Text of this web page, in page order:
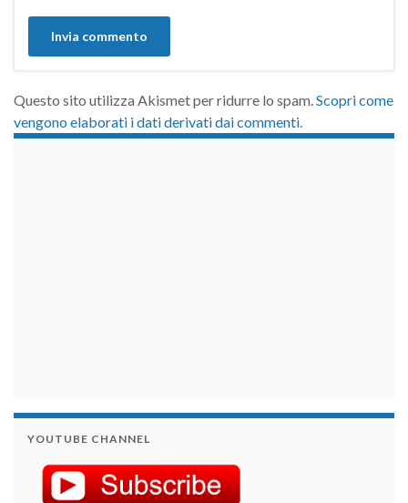
Questo sito utilizza Akismet per ridurre lo spam.Scopri come
vengono elaborati i dati derivati dai commenti.
YOUTUBE CHANNEL